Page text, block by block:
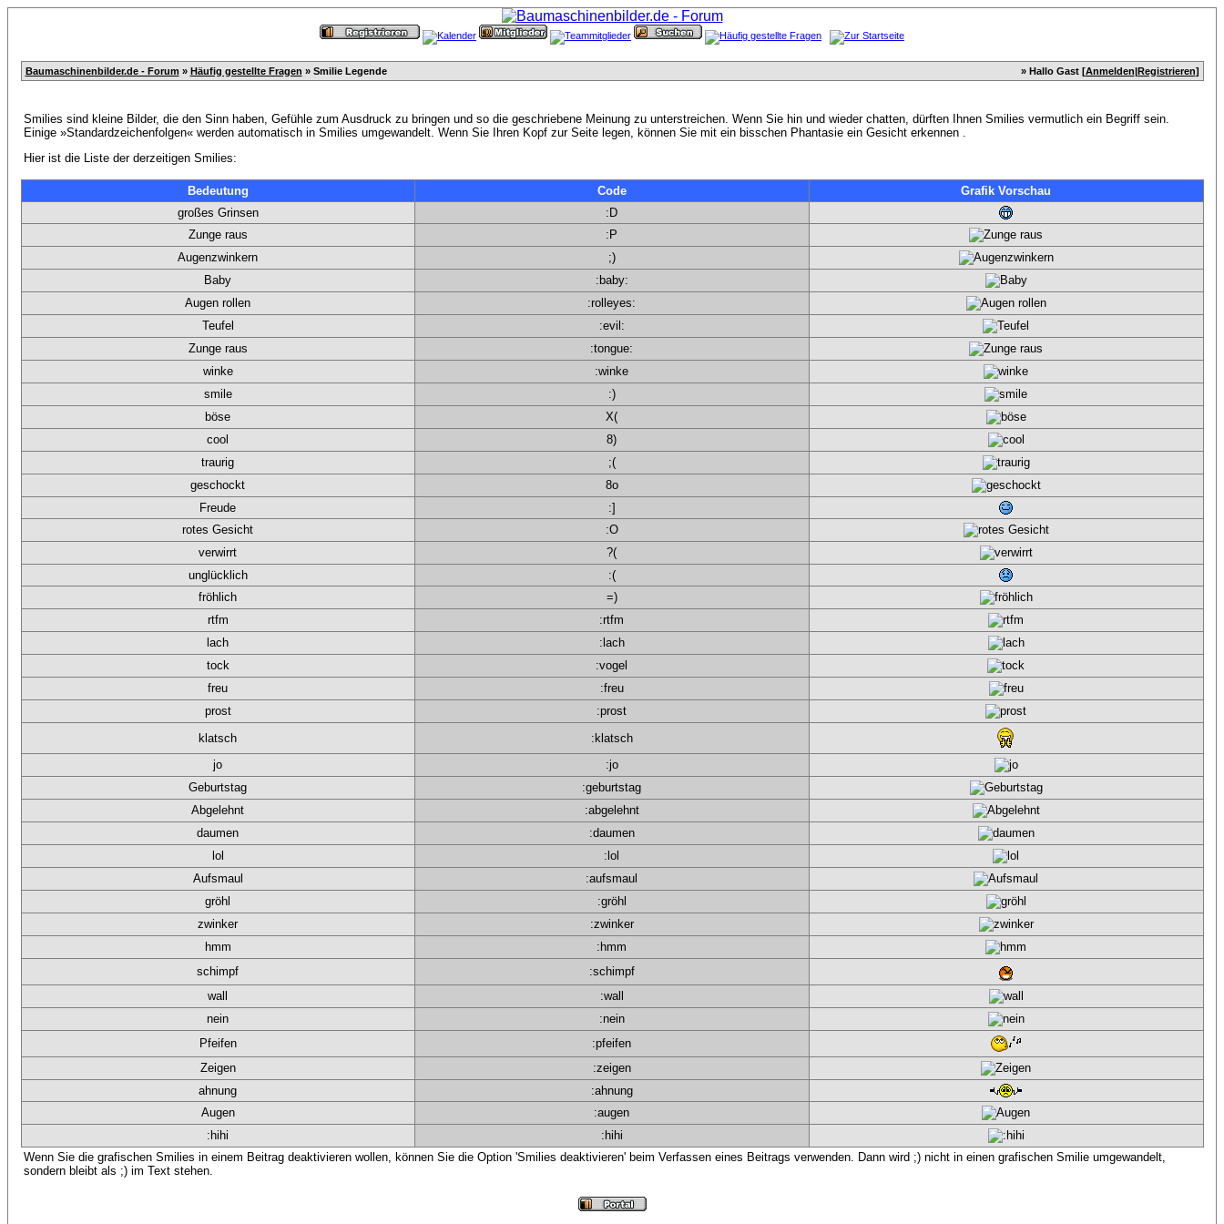
Baumaschinenbilder.de - Forum » Häufig gestellte Fragen » Smilie Legende » Hallo Gast [Anmelden|Registrieren]
Smilies sind kleine Bilder, die den Sinn haben, Gefühle zum Ausdruck zu bringen und so die geschriebene Meinung zu unterstreichen. Wenn Sie hin und wieder chatten, dürften Ihnen Smilies vermutlich ein Begriff sein.
Einige »Standardzeichenfolgen« werden automatisch in Smilies umgewandelt. Wenn Sie Ihren Kopf zur Seite legen, können Sie mit ein bisschen Phantasie ein Gesicht erkennen .
Hier ist die Liste der derzeitigen Smilies:
Bedeutung Code
Grafik Vorschau
großes Grinsen
:D
Zunge raus
:P
Augenzwinkern
;)
Baby
:baby:
Augen rollen
:rolleyes:
Teufel
:evil:
Zunge raus
:tongue:
winke
:winke
smile
:)
böse
X(
cool
8)
traurig
;(
geschockt
8o
Freude
:]
rotes Gesicht
:O
verwirrt
?(
unglücklich
:(
fröhlich
=)
rtfm
:rtfm
lach
:lach
tock
:vogel
freu
:freu
prost
:prost
klatsch
:klatsch
jo
:jo
Geburtstag
:geburtstag
Abgelehnt
:abgelehnt
daumen
:daumen
lol
:lol
Aufsmaul
:aufsmaul
gröhl
:gröhl
zwinker
:zwinker
hmm
:hmm
schimpf
:schimpf
wall
:wall
nein
:nein
Pfeifen
:pfeifen
Zeigen
:zeigen
ahnung
:ahnung
Augen
:augen
:hihi
:hihi
Wenn Sie die grafischen Smilies in einem Beitrag deaktivieren wollen, können Sie die Option 'Smilies deaktivieren' beim Verfassen eines Beitrags verwenden. Dann wird ;) nicht in einen grafischen Smilie umgewandelt,
sondern bleibt als ;) im Text stehen.